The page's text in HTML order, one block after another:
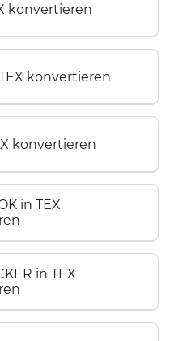
konvertieren
konvertieren
konvertieren
in TEX
in TEX